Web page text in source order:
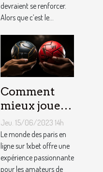
devraient se renforcer.
Alors que c’est le...
Comment
mieux jouer
pour gagner
au jeu
1XBET ?
Jeu. 15/06/2023 14h
Le monde des paris en
ligne sur 1xbet offre une
expérience passionnante
pour les amateurs de